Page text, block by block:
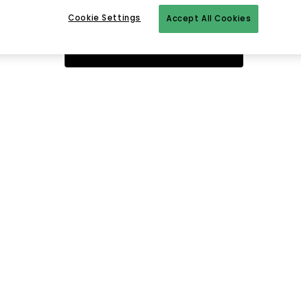
Takaisin aloitussivulle
Accept All Cookies
Cookie Settings